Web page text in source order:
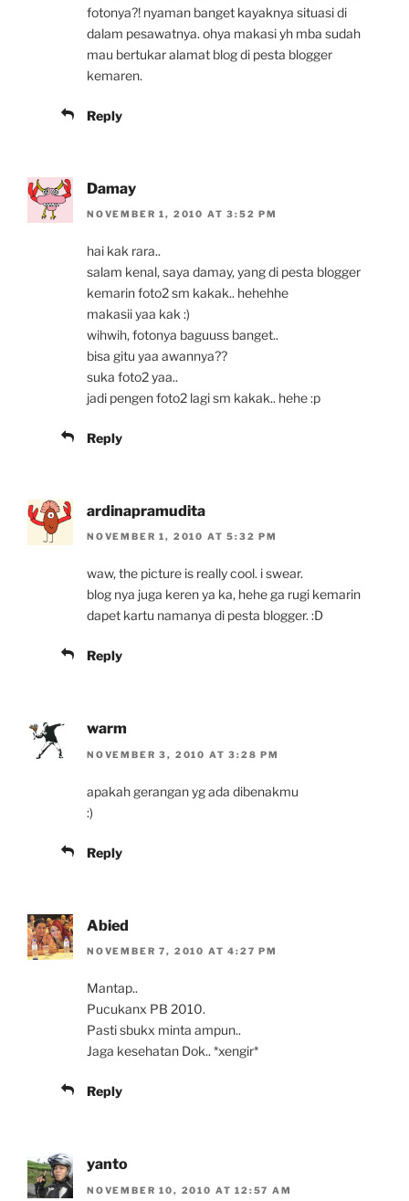
fotonya?! nyaman banget kayaknya situasi di
dalam pesawatnya. ohya makasi yh mba sudah
mau bertukar alamat blog di pesta blogger
kemaren.
Reply
Damay
NOVEMBER 1, 2010 AT 3:52 PM
hai kak rara..
salam kenal, saya damay, yang di pesta blogger
kemarin foto2 sm kakak.. hehehhe
makasii yaa kak :)
wihwih, fotonya baguuss banget..
bisa gitu yaa awannya??
suka foto2 yaa..
jadi pengen foto2 lagi sm kakak.. hehe :p
Reply
ardinapramudita
NOVEMBER 1, 2010 AT 5:32 PM
waw, the picture is really cool. i swear.
blog nya juga keren ya ka, hehe ga rugi kemarin
dapet kartu namanya di pesta blogger. :D
Reply
warm
NOVEMBER 3, 2010 AT 3:28 PM
apakah gerangan yg ada dibenakmu
:)
Reply
Abied
NOVEMBER 7, 2010 AT 4:27 PM
Mantap..
Pucukanx PB 2010.
Pasti sbukx minta ampun..
Jaga kesehatan Dok.. *xengir*
Reply
yanto
NOVEMBER 10, 2010 AT 12:57 AM